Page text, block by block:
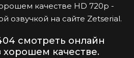
качестве HD 720p -
озвучкой на сайте Zetserial.
смотреть онлайн
хорошем качестве.